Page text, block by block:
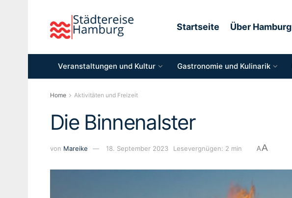
Startseite Über Hamburg
Veranstaltungen und Kultur Gastronomie und Kulinarik
Home Aktivitäten und Freizeit
Die Binnenalster
von Mareike 18. September 2023 Lesevergnügen: 2 min AA